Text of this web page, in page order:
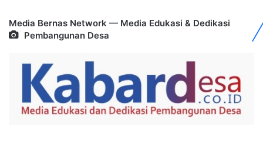
Media Bernas Network — Media Edukasi & Dedikasi
Pembangunan Desa